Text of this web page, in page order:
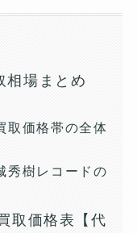
相場まとめ
取価格帯の全体
秀樹レコードの
取価格表【代